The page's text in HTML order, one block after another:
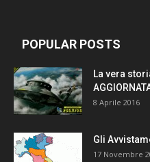
POPULAR POSTS
La vera
8 Aprile 2016
Gli
17 Novembre